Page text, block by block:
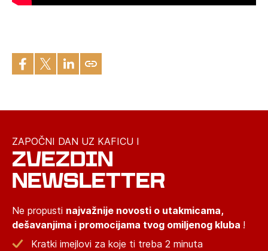
ZAPOČNI DAN UZ KAFICU I
ZVEZDIN
NEWSLETTER
Ne propusti najvažnije novosti o utakmicama,
dešavanjima i promocijama tvog omiljenog kluba !
Kratki imejlovi za koje ti treba 2 minuta